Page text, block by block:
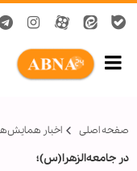
صفحه اصلی اخبار همايش‌ها
در جامعه‌الزهرا(س)؛